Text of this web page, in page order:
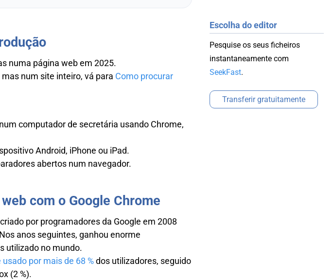
numa página web em 2025.
num site inteiro, vá para Como procurar
computador de secretária usando Chrome,
Android, iPhone ou iPad.
abertos num navegador.
com o Google Chrome
por programadores da Google em 2008
anos seguintes, ganhou enorme
utilizado no mundo.
usado por mais de 68 %dos utilizadores, seguido
(2 %).
Escolha do editor
Pesquise os seus ficheiros
instantaneamente com
SeekFast.
Transferir gratuitamente